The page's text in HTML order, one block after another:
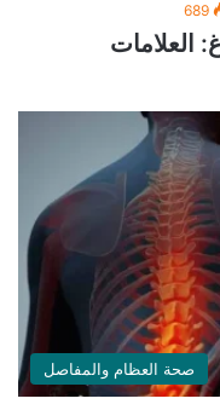
689
العلامات
صحة العظام والمفاصل